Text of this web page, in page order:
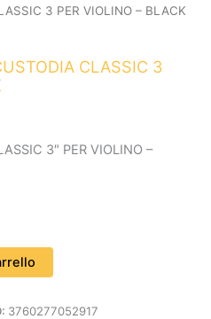
3 PER VIOLINO – BLACK
CLASSIC 3
3″ PER VIOLINO –
3760277052917